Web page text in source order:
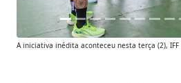
A iniciativa inédita aconteceu nesta terça (2), IFF